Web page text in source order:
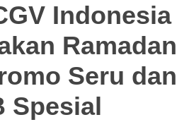
Indonesia
Ramadan
Seru dan
Spesial